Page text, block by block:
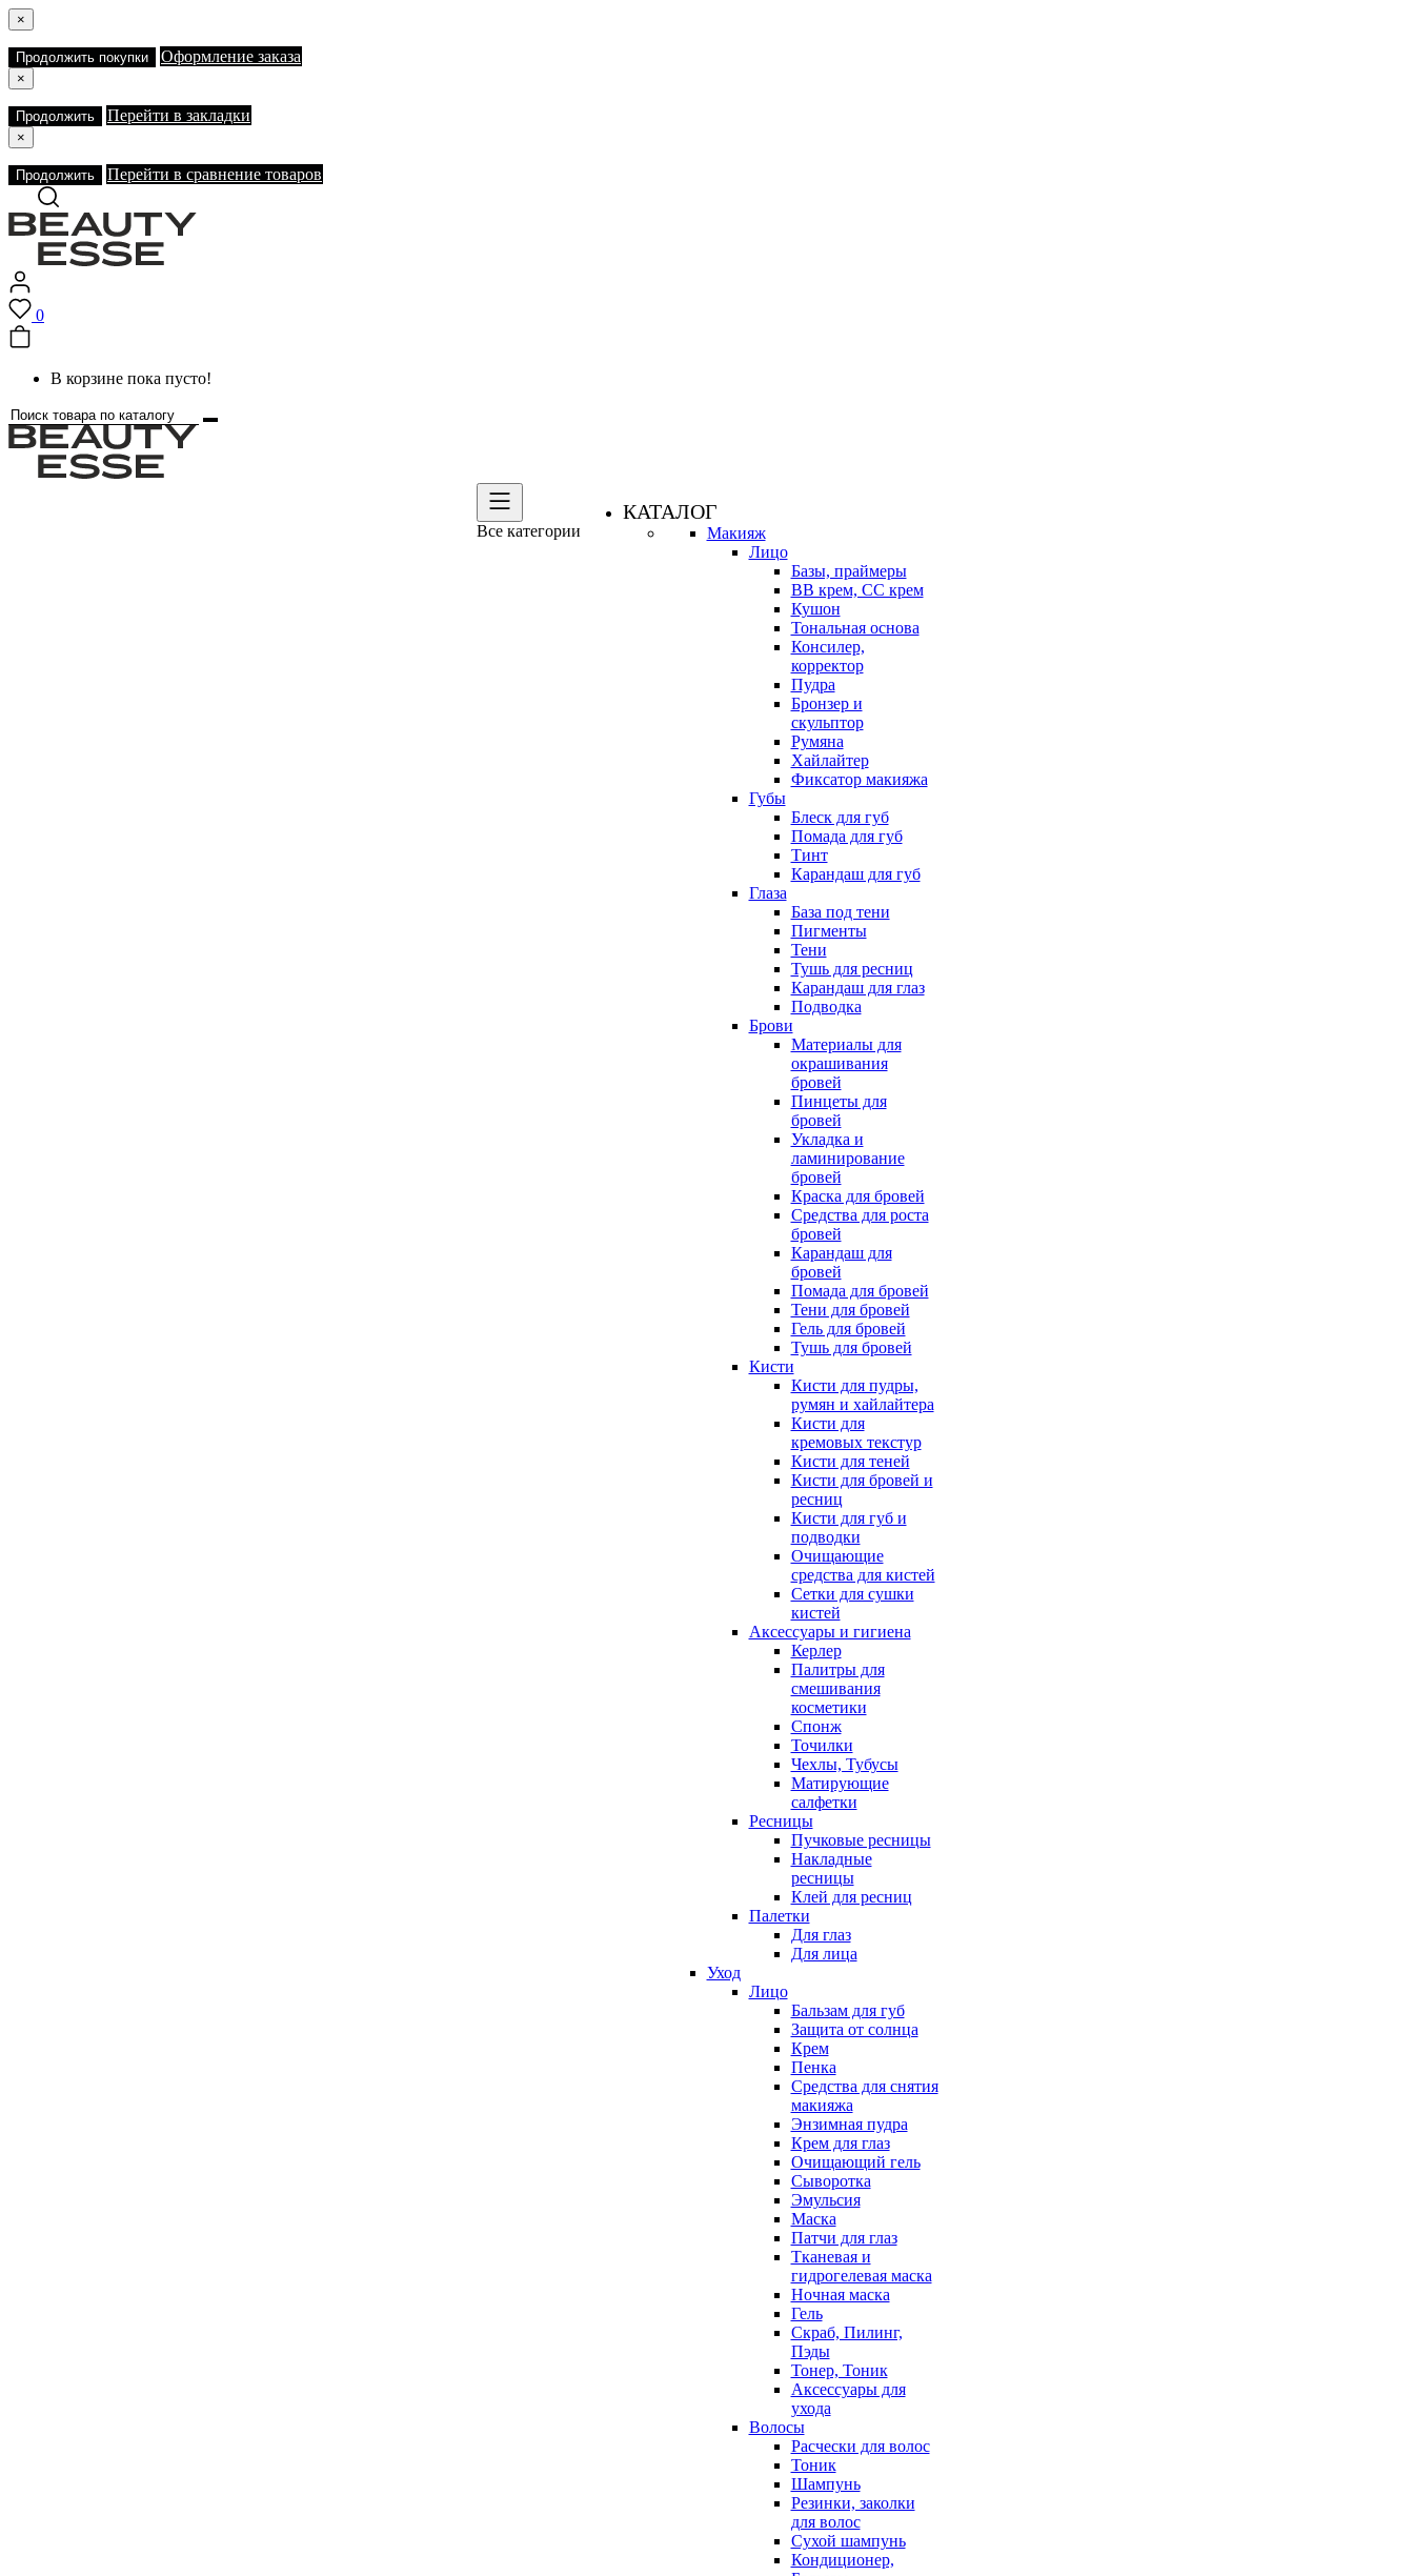
×
Продолжить покупки Оформление заказа
×
Продолжить Перейти в закладки
×
Продолжить Перейти в сравнение товаров
0
В корзине пока пусто!
Все категории
КАТАЛОГ
Макияж
Лицо
Базы, праймеры
BB крем, CC крем
Кушон
Тональная основа
Консилер,
корректор
Пудра
Бронзер и
скульптор
Румяна
Хайлайтер
Фиксатор макияжа
Губы
Блеск для губ
Помада для губ
Тинт
Карандаш для губ
Глаза
База под тени
Пигменты
Тени
Тушь для ресниц
Карандаш для глаз
Подводка
Брови
Материалы для
окрашивания
бровей
Пинцеты для
бровей
Укладка и
ламинирование
бровей
Краска для бровей
Средства для роста
бровей
Карандаш для
бровей
Помада для бровей
Тени для бровей
Гель для бровей
Тушь для бровей
Кисти
Кисти для пудры,
румян и хайлайтера
Кисти для
кремовых текстур
Кисти для теней
Кисти для бровей и
ресниц
Кисти для губ и
подводки
Очищающие
средства для кистей
Сетки для сушки
кистей
Аксессуары и гигиена
Керлер
Палитры для
смешивания
косметики
Спонж
Точилки
Чехлы, Тубусы
Матирующие
салфетки
Ресницы
Пучковые ресницы
Накладные
ресницы
Клей для ресниц
Палетки
Для глаз
Для лица
Уход
Лицо
Бальзам для губ
Защита от солнца
Крем
Пенка
Средства для снятия
макияжа
Энзимная пудра
Крем для глаз
Очищающий гель
Сыворотка
Эмульсия
Маска
Патчи для глаз
Тканевая и
гидрогелевая маска
Ночная маска
Гель
Скраб, Пилинг,
Пэды
Тонер, Тоник
Аксессуары для
ухода
Волосы
Расчески для волос
Тоник
Шампунь
Резинки, заколки
для волос
Сухой шампунь
Кондиционер,